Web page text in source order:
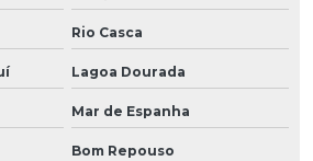
Rio Casca
Lagoa Dourada
Mar de Espanha
Bom Repouso